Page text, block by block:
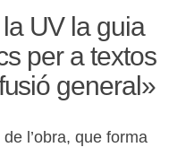
UV la guia
per a textos
general»
l’obra, que forma